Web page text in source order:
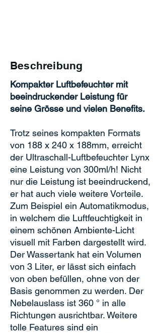
Beschreibung
Kompakter Luftbefeuchter mit
beeindruckender Leistung für
seine Grösse und vielen Benefits.
Trotz seines kompakten Formats
von 188 x 240 x 188mm, erreicht
der Ultraschall-Luftbefeuchter Lynx
eine Leistung von 300ml/h! Nicht
nur die Leistung ist beeindruckend,
er hat auch viele weitere Vorteile.
Zum Beispiel ein Automatikmodus,
in welchem die Luftfeuchtigkeit in
einem schönen Ambiente-Licht
visuell mit Farben dargestellt wird.
Der Wassertank hat ein Volumen
von 3 Liter, er lässt sich einfach
von oben befüllen, ohne von der
Basis genommen zu werden. Der
Nebelauslass ist 360 ° in alle
Richtungen ausrichtbar. Weitere
tolle Features sind ein